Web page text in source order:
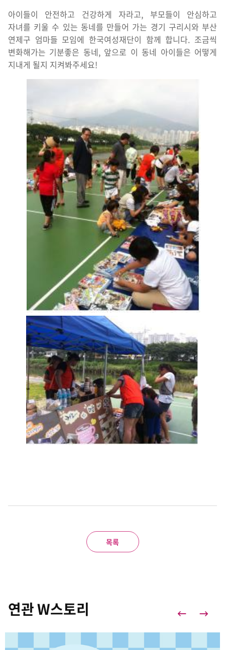
아이들이 안전하고 건강하게 자라고, 부모들이 안심하고
자녀를 키울 수 있는 동네를 만들어 가는 경기 구리시와 부산
연제구 엄마들 모임에 한국여성재단이 함께 합니다. 조금씩
변화해가는 기분좋은 동네, 앞으로 이 동네 아이들은 어떻게
지내게 될지 지켜봐주세요!
목록
연관 W스토리